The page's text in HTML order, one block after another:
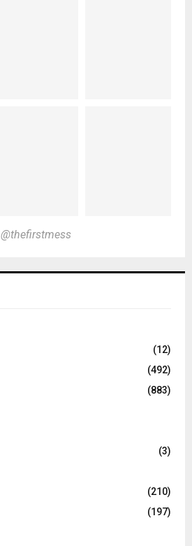
@thefirstmess
(12)
(492)
(883)
(3)
(210)
(197)